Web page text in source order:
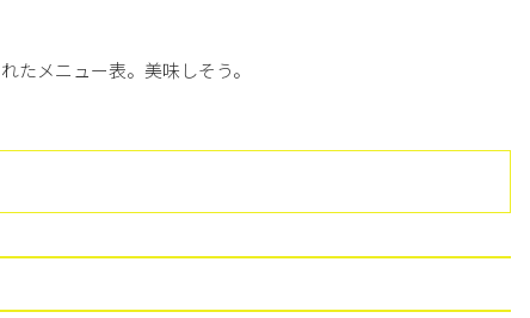
たメニュー表。美味しそう。